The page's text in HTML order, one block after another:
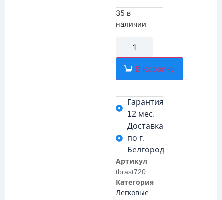
35 в
наличии
В корзину
Гарантия
12 мес.
Доставка
по г.
Белгород
Артикул
tbrast720
Категория
Легковые